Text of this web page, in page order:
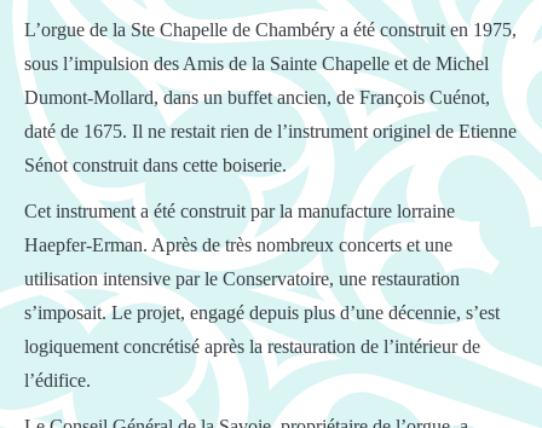
L’orgue de la Ste Chapelle de Chambéry a été construit en 1975,
sous l’impulsion des Amis de la Sainte Chapelle et de Michel
Dumont-Mollard, dans un buffet ancien, de François Cuénot,
daté de 1675. Il ne restait rien de l’instrument originel de Etienne
Sénot construit dans cette boiserie.
Cet instrument a été construit par la manufacture lorraine
Haepfer-Erman. Après de très nombreux concerts et une
utilisation intensive par le Conservatoire, une restauration
s’imposait. Le projet, engagé depuis plus d’une décennie, s’est
logiquement concrétisé après la restauration de l’intérieur de
l’édifice.